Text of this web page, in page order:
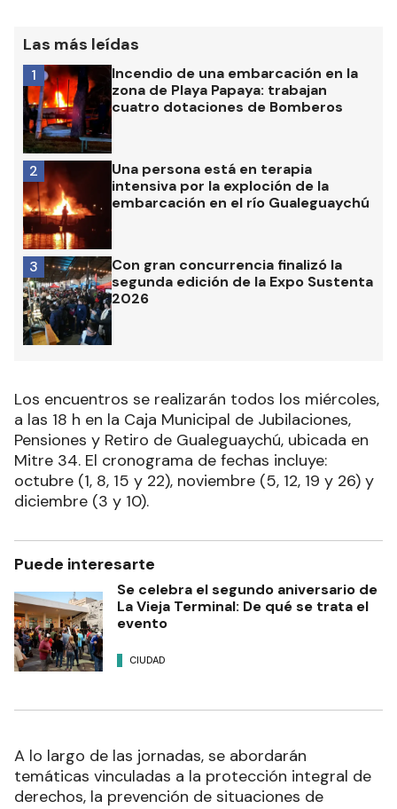
Las más leídas
Incendio de una embarcación en la
zona de Playa Papaya: trabajan
cuatro dotaciones de Bomberos
1
Una persona está en terapia
intensiva por la exploción de la
embarcación en el río Gualeguaychú
2
Con gran concurrencia finalizó la
segunda edición de la Expo Sustenta
2026
3
Los encuentros se realizarán todos los miércoles,
a las 18 h en la Caja Municipal de Jubilaciones,
Pensiones y Retiro de Gualeguaychú, ubicada en
Mitre 34. El cronograma de fechas incluye:
octubre (1, 8, 15 y 22), noviembre (5, 12, 19 y 26) y
diciembre (3 y 10).
Puede interesarte
Se celebra el segundo aniversario de
La Vieja Terminal: De qué se trata el
evento
CIUDAD
A lo largo de las jornadas, se abordarán
temáticas vinculadas a la protección integral de
derechos, la prevención de situaciones de